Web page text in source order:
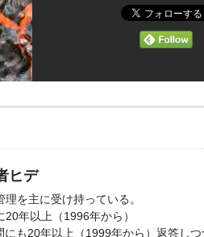
ヒデ
を主に受け持っている。
年以上（1996年から）
にも20年以上（1999年から）返答しつ